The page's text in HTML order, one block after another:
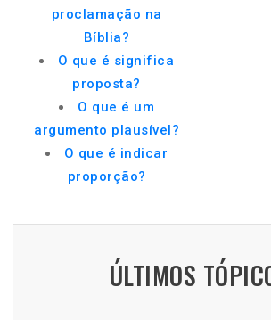
proclamação na
Bíblia?
O que é significa
proposta?
O que é um
argumento plausível?
O que é indicar
proporção?
ÚLTIMOS